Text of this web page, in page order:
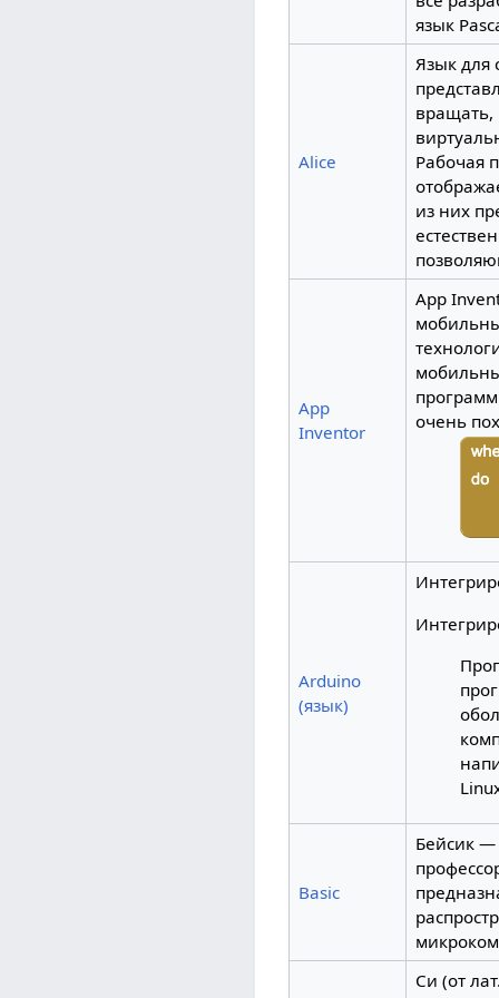
язык
Alice
Язык для
вращать,
Рабочая
из них
App
Inventor
App
очень
Arduino
(язык)
Basic
Бейсик —
Си (от